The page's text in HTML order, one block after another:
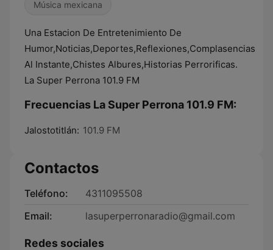
Música mexicana
Una Estacion De Entretenimiento De
Humor,Noticias,Deportes,Reflexiones,Complasencias
Al Instante,Chistes Albures,Historias Perrorificas.
La Super Perrona 101.9 FM
Frecuencias La Super Perrona 101.9 FM:
Jalostotitlán: 101.9 FM
Contactos
Teléfono:
4311095508
Email:
lasuperperronaradio@gmail.com
Redes sociales